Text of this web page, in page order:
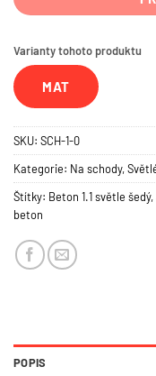
Varianty tohoto produktu
MAT
SKU: SCH-1-0
Kategorie: Na schody,
Štítky: Beton 1.1 světle šedý,
beton
POPIS